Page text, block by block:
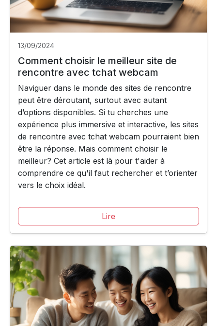
13/09/2024
Comment choisir le meilleur site de
rencontre avec tchat webcam
Naviguer dans le monde des sites de rencontre
peut être déroutant, surtout avec autant
d’options disponibles. Si tu cherches une
expérience plus immersive et interactive, les sites
de rencontre avec tchat webcam pourraient bien
être la réponse. Mais comment choisir le
meilleur? Cet article est là pour t'aider à
comprendre ce qu'il faut rechercher et t’orienter
vers le choix idéal.
Lire